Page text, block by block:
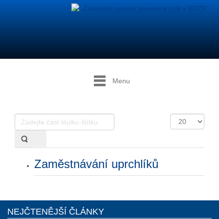
Menu
Zadejte
část
titulku
štítku
Počet
zobrazení
Zaměstnávání uprchlíků
NEJČTENĚJŠÍ ČLÁNKY